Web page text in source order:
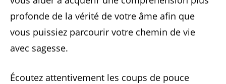
profonde de la vérité de votre âme afin que
vous puissiez parcourir votre chemin de vie
avec sagesse.
Écoutez attentivement les coups de pouce